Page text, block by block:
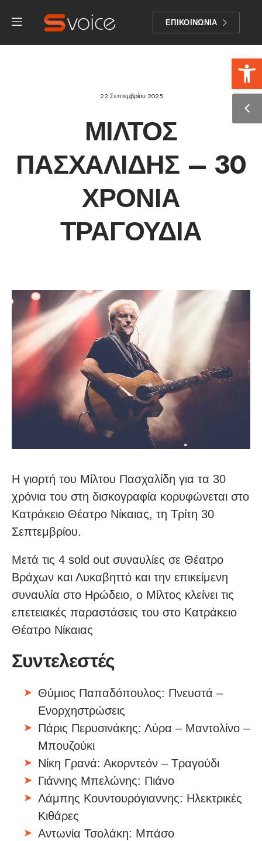
ΕΠΙΚΟΙΝΩΝΙΑ
22 Σεπτεμβρίου 2025
ΜΊΛΤΟΣ
ΠΑΣΧΑΛΊΔΗΣ – 30
ΧΡΌΝΙΑ
ΤΡΑΓΟΎΔΙΑ
Η γιορτή του Μίλτου Πασχαλίδη για τα 30
χρόνια του στη δισκογραφία κορυφώνεται στο
Κατράκειο Θέατρο Νίκαιας, τη Τρίτη 30
Σεπτεμβρίου.
Μετά τις 4 sold out συναυλίες σε Θέατρο
Βράχων και Λυκαβηττό και την επικείμενη
συναυλία στο Ηρώδειο, ο Μίλτος κλείνει τις
επετειακές παραστάσεις του στο Κατράκειο
Θέατρο Νίκαιας
Συντελεστές
Θύμιος Παπαδόπουλος: Πνευστά –
Ενορχηστρώσεις
Πάρις Περυσινάκης: Λύρα – Μαντολίνο –
Μπουζούκι
Νίκη Γρανά: Ακορντεόν – Τραγούδι
Γιάννης Μπελώνης: Πιάνο
Λάμπης Κουντουρόγιαννης: Ηλεκτρικές
Κιθάρες
Αντωνία Τσολάκη: Μπάσο